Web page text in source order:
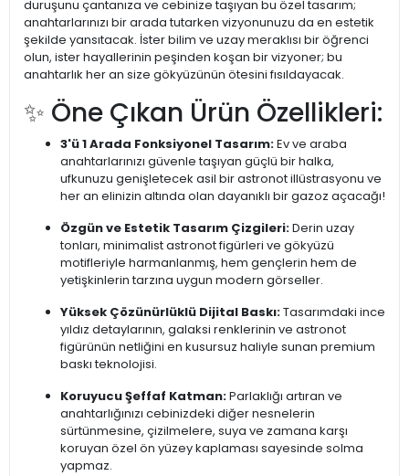
duruşunu çantanıza ve cebinize taşıyan bu özel tasarım;
anahtarlarınızı bir arada tutarken vizyonunuzu da en estetik
şekilde yansıtacak. İster bilim ve uzay meraklısı bir öğrenci
olun, ister hayallerinin peşinden koşan bir vizyoner; bu
anahtarlık her an size gökyüzünün ötesini fısıldayacak.
✨ Öne Çıkan Ürün Özellikleri:
3'ü 1 Arada Fonksiyonel Tasarım:Ev ve araba
anahtarlarınızı güvenle taşıyan güçlü bir halka,
ufkunuzu genişletecek asil bir astronot illüstrasyonu ve
her an elinizin altında olan dayanıklı bir gazoz açacağı!
Özgün ve Estetik Tasarım Çizgileri:Derin uzay
tonları, minimalist astronot figürleri ve gökyüzü
motifleriyle harmanlanmış, hem gençlerin hem de
yetişkinlerin tarzına uygun modern görseller.
Yüksek Çözünürlüklü Dijital Baskı:Tasarımdaki ince
yıldız detaylarının, galaksi renklerinin ve astronot
figürünün netliğini en kusursuz haliyle sunan premium
baskı teknolojisi.
Koruyucu Şeffaf Katman:Parlaklığı artıran ve
anahtarlığınızı cebinizdeki diğer nesnelerin
sürtünmesine, çizilmelere, suya ve zamana karşı
koruyan özel ön yüzey kaplaması sayesinde solma
yapmaz.